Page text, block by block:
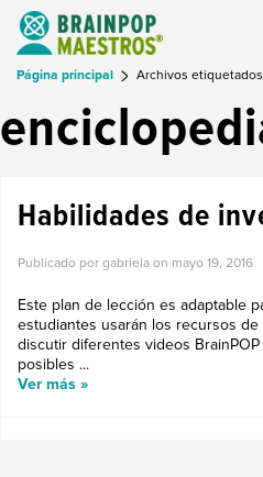
Página principal Archivos
Habilidades de
Publicado por gabriela on mayo 19, 2016
Este plan de lección es adaptable
estudiantes usarán los recursos de
discutir diferentes videos
posibles ...
Ver más »